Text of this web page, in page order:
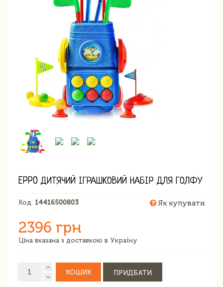
EPPO ДИТЯЧИЙ ІГРАШКОВИЙ НАБІР ДЛЯ ГОЛФУ
Код: 14416500803 Як купувати
2396 грн
Ціна вказана з доставкою в Україну
КОШИК ПРИДБАТИ